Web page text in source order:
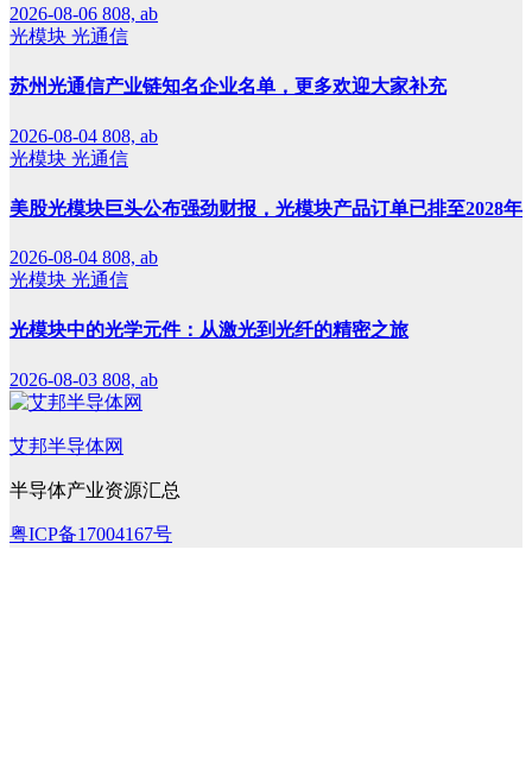
2026-08-06 808, ab
光模块 光通信
苏州光通信产业链知名企业名单，更多欢迎大家补充
2026-08-04 808, ab
光模块 光通信
美股光模块巨头公布强劲财报，光模块产品订单已排至2028年
2026-08-04 808, ab
光模块 光通信
光模块中的光学元件：从激光到光纤的精密之旅
2026-08-03 808, ab
艾邦半导体网
半导体产业资源汇总
粤ICP备17004167号